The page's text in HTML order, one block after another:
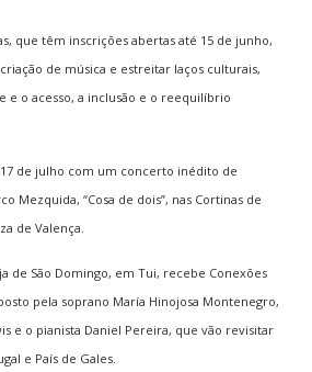
que têm inscrições abertas até 15 de junho,
de música e estreitar laços culturais,
e o acesso, a inclusão e o reequilíbrio
de julho com um concerto inédito de
Mezquida, “Cosa de dois”, nas Cortinas de
de Valença.
de São Domingo, em Tui, recebe Conexões
pela soprano María Hinojosa Montenegro,
e o pianista Daniel Pereira, que vão revisitar
e País de Gales.